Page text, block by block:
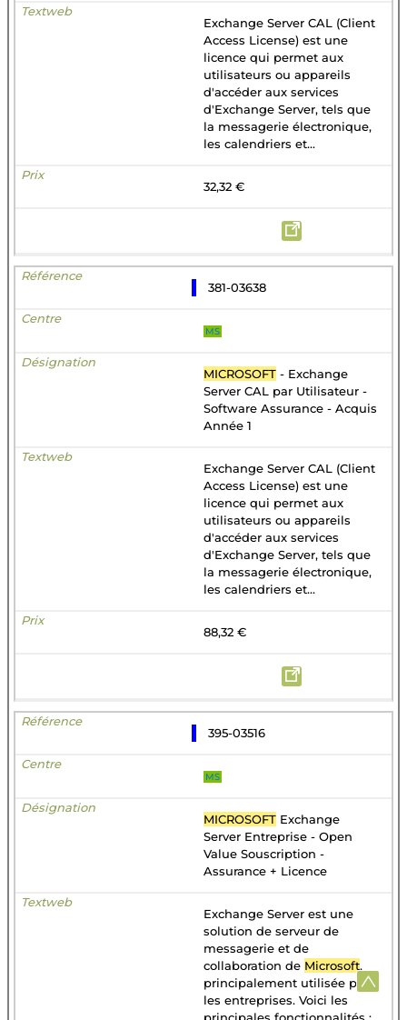
Exchange Server CAL (Client
Access License) est une
licence qui permet aux
utilisateurs ou appareils
d'accéder aux services
d'Exchange Server, tels que
la messagerie électronique,
les calendriers et...
32,32 €
381-03638
MS
MICROSOFT - Exchange
Server CAL par Utilisateur -
Software Assurance - Acquis
Année 1
Exchange Server CAL (Client
Access License) est une
licence qui permet aux
utilisateurs ou appareils
d'accéder aux services
d'Exchange Server, tels que
la messagerie électronique,
les calendriers et...
88,32 €
395-03516
MS
MICROSOFT Exchange
Server Entreprise - Open
Value Souscription -
Assurance + Licence
Exchange Server est une
solution de serveur de
messagerie et de
collaboration de Microsoft,
principalement utilisée par
les entreprises. Voici les